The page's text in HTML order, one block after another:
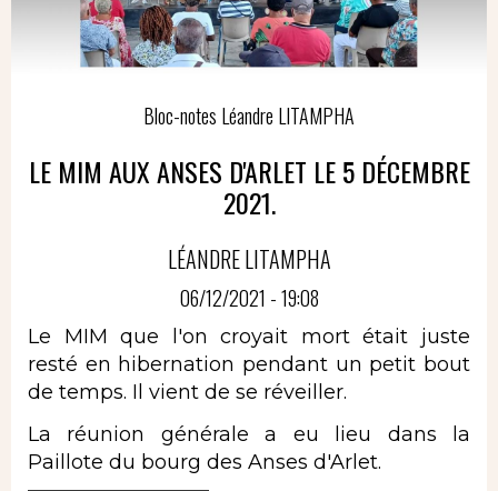
Bloc-notes Léandre LITAMPHA
LE MIM AUX ANSES D'ARLET LE 5 DÉCEMBRE
2021.
LÉANDRE LITAMPHA
06/12/2021 - 19:08
Le MIM que l'on croyait mort était juste
resté en hibernation pendant un petit bout
de temps. Il vient de se réveiller.
La réunion générale a eu lieu dans la
Paillote du bourg des Anses d'Arlet.